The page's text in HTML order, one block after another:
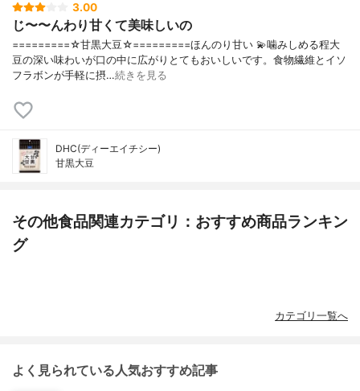
3.00
じ〜〜んわり甘くて美味しいの
=========☆甘黒大豆☆=========ほんのり甘い 💫噛みしめる程大
豆の深い味わいが口の中に広がりとてもおいしいです。食物繊維とイソ
フラボンが手軽に摂…続きを見る
DHC(ディーエイチシー)
甘黒大豆
その他食品関連カテゴリ：おすすめ商品ランキン
グ
カテゴリ一覧へ
よく見られている人気おすすめ記事